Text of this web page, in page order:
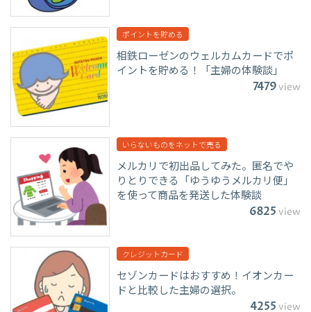
ポイントを貯める
相鉄ローゼンのウェルカムカードでポ
イントを貯める！「主婦の体験談」
7479view
いらないものをネットで売る
メルカリで初出品してみた。匿名でや
りとりできる「ゆうゆうメルカリ便」
を使って商品を発送した体験談
6825 view
クレジットカード
セゾンカードはおすすめ！イオンカー
ドと比較した主婦の選択。
4255 view